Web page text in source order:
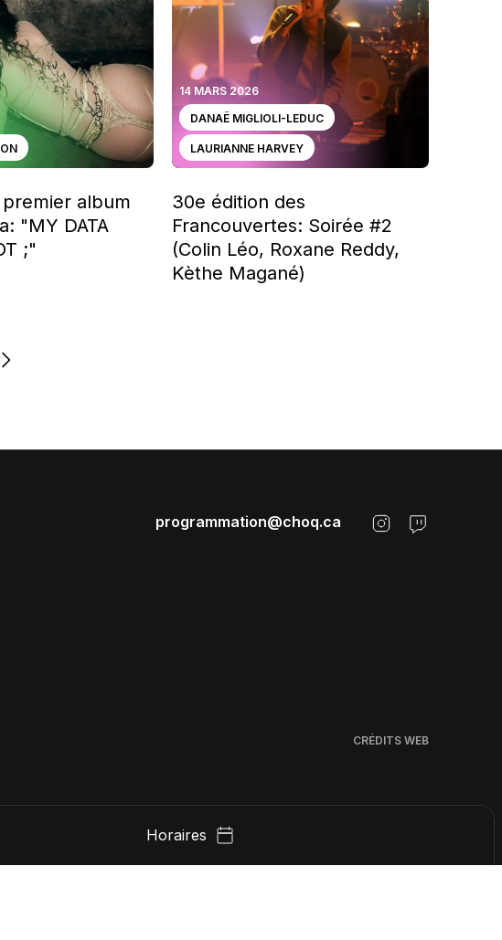
Horaires
album
"MY DATA
;"
14 MARS 2026
DANAË MIGLIOLI-LEDUC
LAURIANNE HARVEY
30e édition des
Francouvertes: Soirée #2
(Colin Léo, Roxane Reddy,
Kèthe Magané)
programmation@choq.ca
CRÉDITS WEB